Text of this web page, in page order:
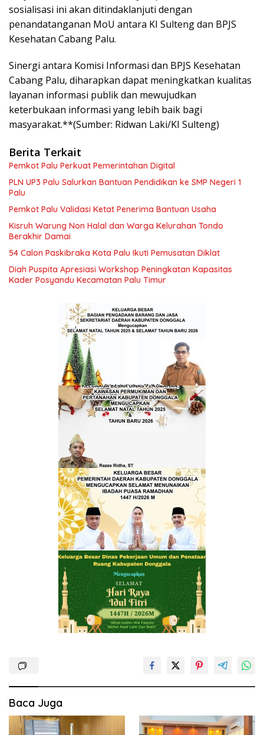
sosialisasi ini akan ditindaklanjuti dengan
penandatanganan MoU antara KI Sulteng dan BPJS
Kesehatan Cabang Palu.
Sinergi antara Komisi Informasi dan BPJS Kesehatan
Cabang Palu, diharapkan dapat meningkatkan kualitas
layanan informasi publik dan mewujudkan
keterbukaan informasi yang lebih baik bagi
masyarakat.**(Sumber: Ridwan Laki/KI Sulteng)
Berita Terkait
Pemkot Palu Perkuat Pemerintahan Digital
PLN UP3 Palu Salurkan Bantuan Pendidikan ke SMP Negeri 1
Palu
Pemkot Palu Validasi Ketat Penerima Bantuan Usaha
Kisruh Warung Non Halal dan Warga Kelurahan Tondo
Berakhir Damai
54 Calon Paskibraka Kota Palu Ikuti Pemusatan Diklat
Diah Puspita Apresiasi Workshop Peningkatan Kapasitas
Kader Posyandu Kecamatan Palu Timur
Baca Juga